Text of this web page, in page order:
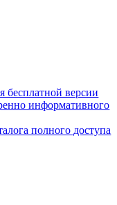
бесплатной версии
информативного
полного доступа